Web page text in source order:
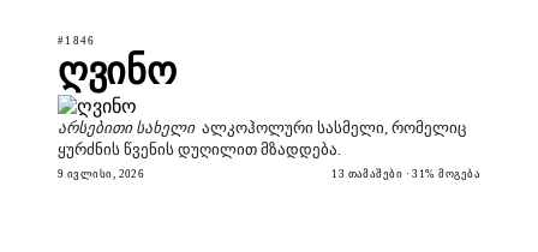
#1846
ღვინო
არსებითი სახელი ალკოჰოლური სასმელი, რომელიც
ყურძნის წვენის დუღილით მზადდება.
9 ᲘᲕᲚᲘᲡᲘ, 2026 13 ᲗᲐᲛᲐᲨᲔᲑᲘ · 31% ᲛᲝᲒᲔᲑᲐ